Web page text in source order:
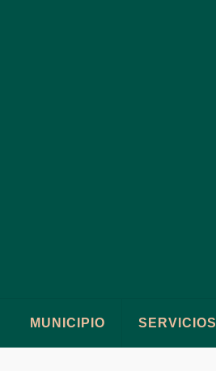
MUNICIPIO SERVICIOS